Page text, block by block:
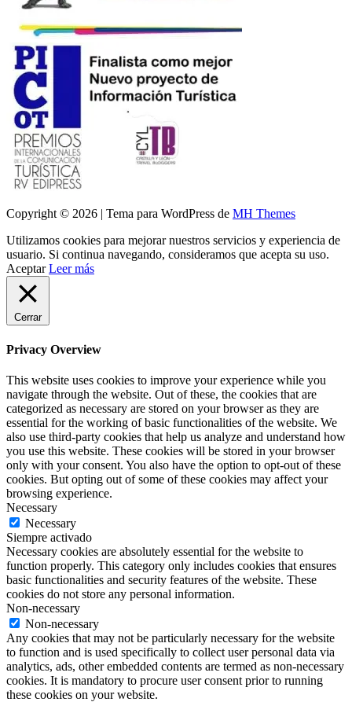
Copyright © 2026 | Tema para WordPress de MH Themes
Utilizamos cookies para mejorar nuestros servicios y experiencia de
usuario. Si continua navegando, consideramos que acepta su uso.
Aceptar Leer más
Cerrar
Privacy Overview
This website uses cookies to improve your experience while you
navigate through the website. Out of these, the cookies that are
categorized as necessary are stored on your browser as they are
essential for the working of basic functionalities of the website. We
also use third-party cookies that help us analyze and understand how
you use this website. These cookies will be stored in your browser
only with your consent. You also have the option to opt-out of these
cookies. But opting out of some of these cookies may affect your
browsing experience.
Necessary
Necessary
Siempre activado
Necessary cookies are absolutely essential for the website to
function properly. This category only includes cookies that ensures
basic functionalities and security features of the website. These
cookies do not store any personal information.
Non-necessary
Non-necessary
Any cookies that may not be particularly necessary for the website
to function and is used specifically to collect user personal data via
analytics, ads, other embedded contents are termed as non-necessary
cookies. It is mandatory to procure user consent prior to running
these cookies on your website.